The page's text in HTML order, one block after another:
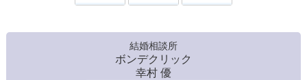
結婚相談所
ボンデクリック
幸村 優